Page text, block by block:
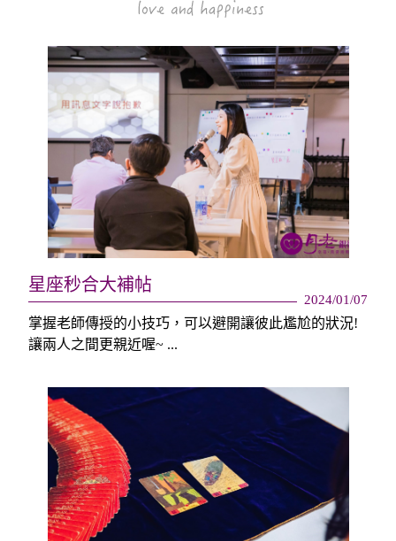
星座秒合大補帖
2024/01/07
掌握老師傳授的小技巧，可以避開讓彼此尷尬的狀況!
讓兩人之間更親近喔~ ...